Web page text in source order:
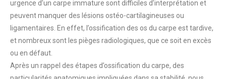
urgence d’un carpe immature sont difficiles d’interprétation et
peuvent manquer des lésions ostéo-cartilagineuses ou
ligamentaires. En effet, l’ossification des os du carpe est tardive,
et nombreux sont les pièges radiologiques, que ce soit en excès
ou en défaut.
Après un rappel des étapes d’ossification du carpe, des